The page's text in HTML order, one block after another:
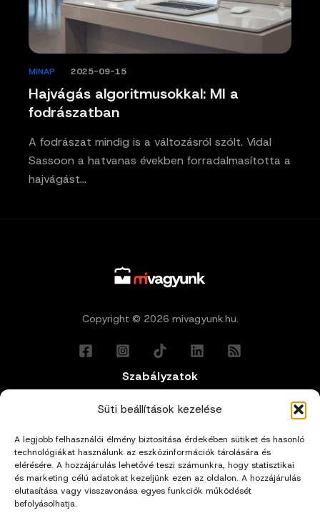
Süti beállítások kezelése
A legjobb felhasználói élmény biztosítása érdekében sütiket és hasonló
technológiákat használunk az eszközinformációk tárolására és
elérésére. A hozzájárulás lehetővé teszi számunkra, hogy statisztikai
és marketing célú adatokat kezeljünk ezen az oldalon. A hozzájárulás
elutasítása vagy visszavonása egyes funkciók működését
befolyásolhatja.
Hajvágás algoritmusokkal: MI a
fodrászatban
MINAP 2025-09-15
A fodrászat mindig is a változásról szólt. Vidal
Sassoon a hatvanas években forradalmasította a
hajvágást…
Copyright © 2026 mivagyunk.hu.
Szabályzatok
Általános Felhasználási Feltételek
Adatkezelési Tájékoztató
Impresszum